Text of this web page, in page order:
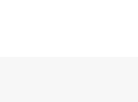
по
любого помещения,